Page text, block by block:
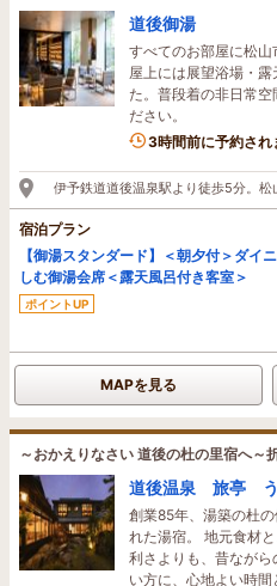
道後御湯
すべてのお部屋に松山
屋上には展望浴場・
た。普段着の非日常空
ださい。
2名がこの宿を見て
3時間前に予約され
伊予鉄道道後温泉駅より徒歩5分。
宿泊プラン
【御湯スタンダード】＜朝夕付＞ダ
しむ御湯会席＜露天風呂付き客室＞
ポイントUP
MAPを見る
～おかえりなさい 道後の杜の里宿へ～
道後温泉 旅亭 う
創業85年、湯築の杜
れた湯宿。 地元食材
利さよりも、昔なが
い方に、心地よい時間